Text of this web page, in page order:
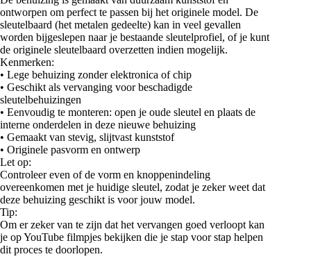
ontworpen om perfect te passen bij het originele model. De
sleutelbaard (het metalen gedeelte) kan in veel gevallen
worden bijgeslepen naar je bestaande sleutelprofiel, of je kunt
de originele sleutelbaard overzetten indien mogelijk.
Kenmerken:
• Lege behuizing zonder elektronica of chip
• Geschikt als vervanging voor beschadigde
sleutelbehuizingen
• Eenvoudig te monteren: open je oude sleutel en plaats de
interne onderdelen in deze nieuwe behuizing
• Gemaakt van stevig, slijtvast kunststof
• Originele pasvorm en ontwerp
Let op:
Controleer even of de vorm en knoppenindeling
overeenkomen met je huidige sleutel, zodat je zeker weet dat
deze behuizing geschikt is voor jouw model.
Tip:
Om er zeker van te zijn dat het vervangen goed verloopt kan
je op YouTube filmpjes bekijken die je stap voor stap helpen
dit proces te doorlopen.